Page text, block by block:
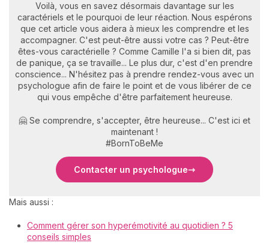
Voilà, vous en savez désormais davantage sur les
caractériels et le pourquoi de leur réaction. Nous espérons
que cet article vous aidera à mieux les comprendre et les
accompagner. C'est peut-être aussi votre cas ? Peut-être
êtes-vous caractérielle ? Comme Camille l'a si bien dit, pas
de panique, ça se travaille... Le plus dur, c'est d'en prendre
conscience... N'hésitez pas à prendre rendez-vous avec un
psychologue afin de faire le point et de vous libérer de ce
qui vous empêche d'être parfaitement heureuse.
🤗 Se comprendre, s'accepter, être heureuse... C'est ici et
maintenant !
#BornToBeMe
Contacter un psychologue
Mais aussi :
Comment gérer son hyperémotivité au quotidien ? 5
conseils simples